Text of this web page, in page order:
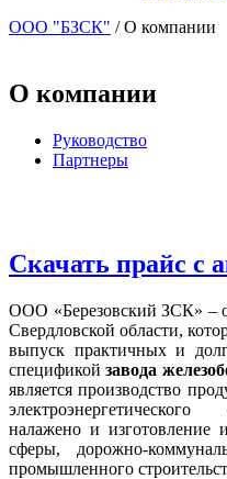
ООО "БЗСК" /О компании
О компании
Руководство
Партнеры
Скачать прайс с
ООО «Березовский ЗСК» –
Свердловской области,
выпуск практичных и
спецификойзавода
является производство
налажено и изготовление
сферы, дорожно-
промышленного